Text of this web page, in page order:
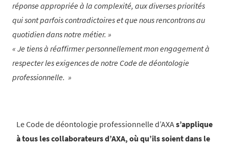
réponse appropriée à la complexité, aux diverses priorités
qui sont parfois contradictoires et que nous rencontrons au
quotidien dans notre métier.
Je tiens à réaffirmer personnellement mon engagement à
respecter les exigences de notre Code de déontologie
professionnelle.
Le Code de déontologie professionnelle d’AXAs’applique
à tous les collaborateurs d’AXA, où qu’ils soient dans le